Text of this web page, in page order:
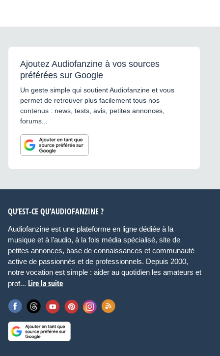
Ajoutez Audiofanzine à vos sources
préférées sur Google
Un geste simple qui soutient Audiofanzine et vous
permet de retrouver plus facilement tous nos
contenus : news, tests, avis, petites annonces,
forums...
QU’EST-CE QU’AUDIOFANZINE ?
Audiofanzine est une plateforme en ligne dédiée à la
musique et à l’audio, à la fois média spécialisé, site de
petites annonces, base de connaissances et communauté
active de passionnés et de professionnels. Depuis 2000,
notre vocation est simple : aider au quotidien les amateurs et
prof... Lire la suite